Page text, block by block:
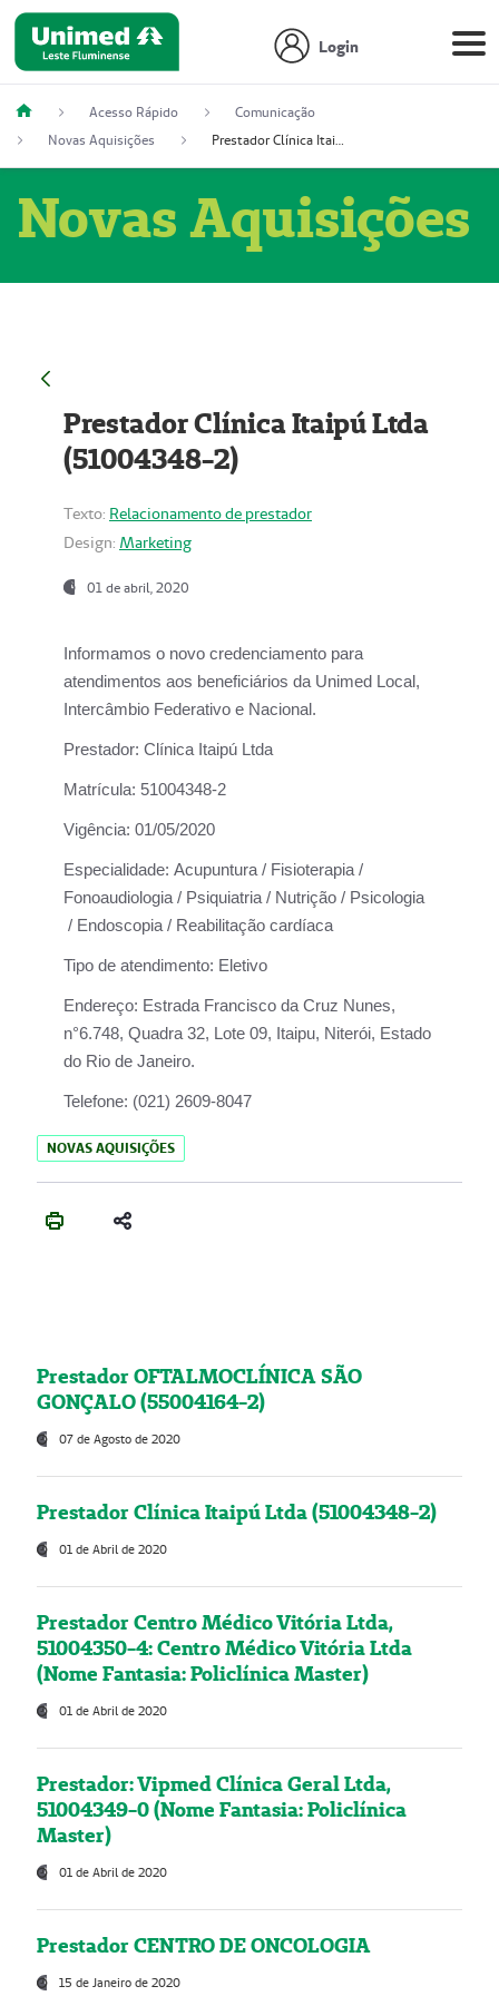
Login
Acesso Rápido
Comunicação
Novas Aquisições
Prestador Clínica Itaipú Ltda (51004348-2)
Novas Aquisições
Prestador Clínica Itaipú Ltda
(51004348-2)
Texto: Relacionamento de prestador
Design: Marketing
01 de abril, 2020
Informamos o novo credenciamento para
atendimentos aos beneficiários da Unimed Local,
Intercâmbio Federativo e Nacional.
Prestador: Clínica Itaipú Ltda
Matrícula: 51004348-2
Vigência: 01/05/2020
Especialidade: Acupuntura / Fisioterapia /
Fonoaudiologia / Psiquiatria / Nutrição / Psicologia
/ Endoscopia / Reabilitação cardíaca
Tipo de atendimento: Eletivo
Endereço: Estrada Francisco da Cruz Nunes,
n°6.748, Quadra 32, Lote 09, Itaipu, Niterói, Estado
do Rio de Janeiro.
Telefone: (021) 2609-8047
NOVAS AQUISIÇÕES
Prestador OFTALMOCLÍNICA SÃO
GONÇALO (55004164-2)
07 de Agosto de 2020
Prestador Clínica Itaipú Ltda (51004348-2)
01 de Abril de 2020
Prestador Centro Médico Vitória Ltda,
51004350-4: Centro Médico Vitória Ltda
(Nome Fantasia: Policlínica Master)
01 de Abril de 2020
Prestador: Vipmed Clínica Geral Ltda,
51004349-0 (Nome Fantasia: Policlínica
Master)
01 de Abril de 2020
Prestador CENTRO DE ONCOLOGIA
15 de Janeiro de 2020